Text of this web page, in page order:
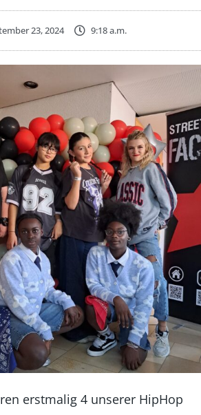
23, 2024 9:18 a.m.
erstmalig 4 unserer HipHop